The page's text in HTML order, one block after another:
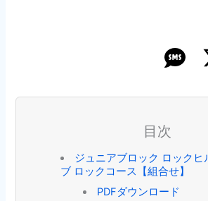
目次
ジュニアブロック ロックヒ
ブ ロックコース【組合せ】
PDFダウンロード